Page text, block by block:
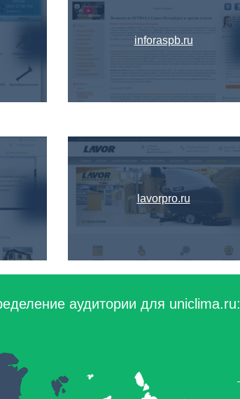
inforaspb.ru
lavorpro.ru
аудитории для uniclima.ru: